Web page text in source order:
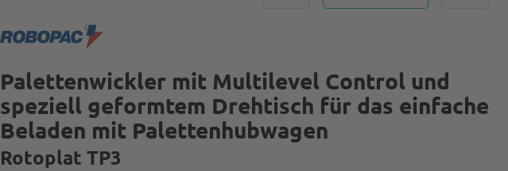
Palettenwickler mit Multilevel Control und
speziell geformtem Drehtisch für das einfache
Beladen mit Palettenhubwagen
Rotoplat TP3